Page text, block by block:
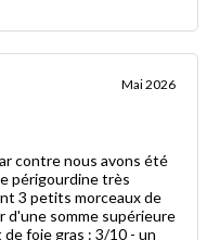
Mai 2026
contre nous avons été
d'une somme supérieure
foie gras : 3/10 - un